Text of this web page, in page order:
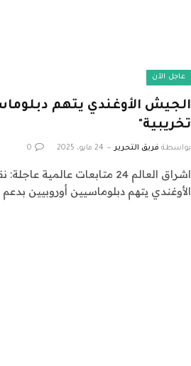
عاجل الآن
الجيش الأوغندي يتهم
تخريبية"
بواسطة فريق التحرير 24 مايو، 2025 0
الأوغندي يتهم دبلوماسيين أوروبيين